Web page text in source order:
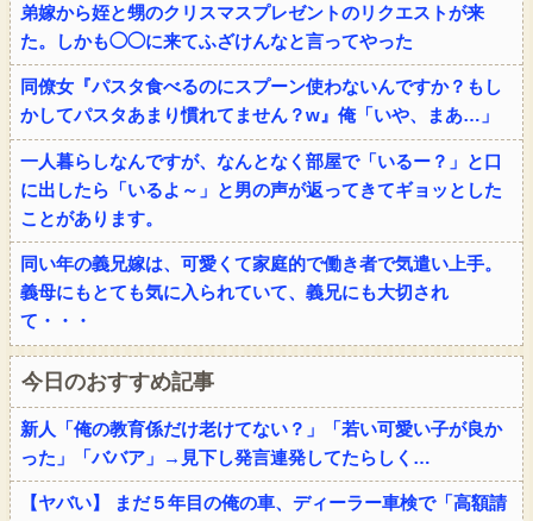
弟嫁から姪と甥のクリスマスプレゼントのリクエストが来
た。しかも◯◯に来てふざけんなと言ってやった
同僚女『パスタ食べるのにスプーン使わないんですか？もし
かしてパスタあまり慣れてません？w』俺「いや、まあ…」
一人暮らしなんですが、なんとなく部屋で「いるー？」と口
に出したら「いるよ～」と男の声が返ってきてギョッとした
ことがあります。
同い年の義兄嫁は、可愛くて家庭的で働き者で気遣い上手。
義母にもとても気に入られていて、義兄にも大切され
て・・・
今日のおすすめ記事
新人「俺の教育係だけ老けてない？」「若い可愛い子が良か
った」「ババア」→見下し発言連発してたらしく…
【ヤバい】 まだ５年目の俺の車、ディーラー車検で「高額請